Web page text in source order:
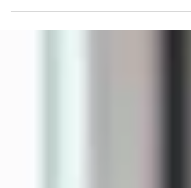
Quer pagar como? Evite essa
ao negociar com o paciente!